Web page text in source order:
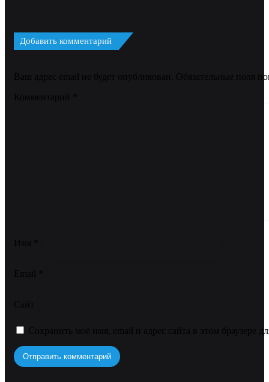
Добавить комментарий
Ваш адрес email не будет опубликован.
Обязательные поля
Комментарий
Имя
Email
Сайт
Сохранить моё имя, email и адрес сайта в этом браузере